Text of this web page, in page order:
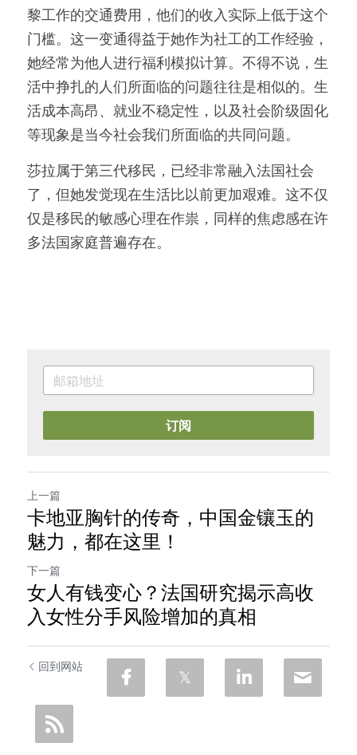
黎工作的交通费用，他们的收入实际上低于这个
门槛。这一变通得益于她作为社工的工作经验，
她经常为他人进行福利模拟计算。不得不说，生
活中挣扎的人们所面临的问题往往是相似的。生
活成本高昂、就业不稳定性，以及社会阶级固化
等现象是当今社会我们所面临的共同问题。
莎拉属于第三代移民，已经非常融入法国社会
了，但她发觉现在生活比以前更加艰难。这不仅
仅是移民的敏感心理在作祟，同样的焦虑感在许
多法国家庭普遍存在。
订阅
上一篇
卡地亚胸针的传奇，中国金镶玉的
魅力，都在这里！
下一篇
女人有钱变心？法国研究揭示高收
入女性分手风险增加的真相
回到网站